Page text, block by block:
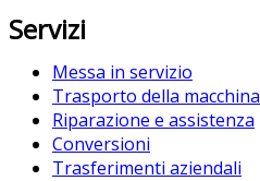
Servizi
Messa in servizio
Trasporto della macchina
Riparazione e assistenza
Conversioni
Trasferimenti aziendali